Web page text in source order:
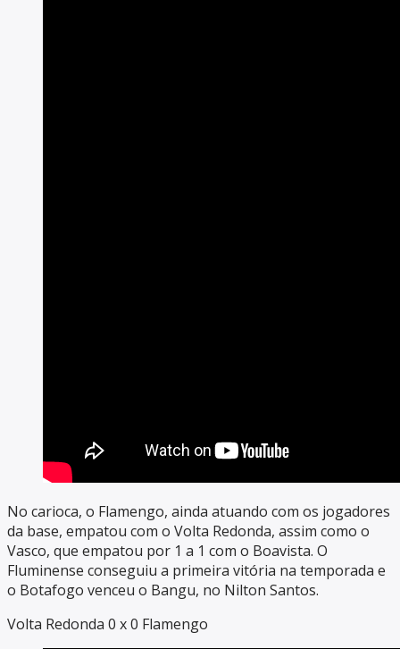
No carioca, o Flamengo, ainda atuando com os jogadores
da base, empatou com o Volta Redonda, assim como o
Vasco, que empatou por 1 a 1 com o Boavista. O
Fluminense conseguiu a primeira vitória na temporada e
o Botafogo venceu o Bangu, no Nilton Santos.
Volta Redonda 0 x 0 Flamengo